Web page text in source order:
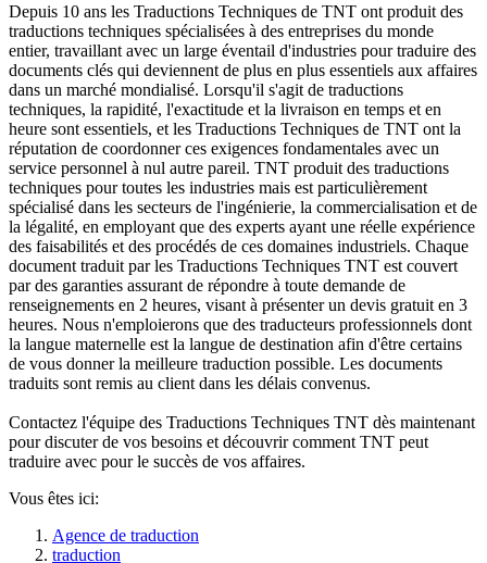
Depuis 10 ans les Traductions Techniques de TNT ont produit des
traductions techniques spécialisées à des entreprises du monde
entier, travaillant avec un large éventail d'industries pour traduire des
documents clés qui deviennent de plus en plus essentiels aux affaires
dans un marché mondialisé. Lorsqu'il s'agit de traductions
techniques, la rapidité, l'exactitude et la livraison en temps et en
heure sont essentiels, et les Traductions Techniques de TNT ont la
réputation de coordonner ces exigences fondamentales avec un
service personnel à nul autre pareil. TNT produit des traductions
techniques pour toutes les industries mais est particulièrement
spécialisé dans les secteurs de l'ingénierie, la commercialisation et de
la légalité, en employant que des experts ayant une réelle expérience
des faisabilités et des procédés de ces domaines industriels. Chaque
document traduit par les Traductions Techniques TNT est couvert
par des garanties assurant de répondre à toute demande de
renseignements en 2 heures, visant à présenter un devis gratuit en 3
heures. Nous n'emploierons que des traducteurs professionnels dont
la langue maternelle est la langue de destination afin d'être certains
de vous donner la meilleure traduction possible. Les documents
traduits sont remis au client dans les délais convenus.
Contactez l'équipe des Traductions Techniques TNT dès maintenant
pour discuter de vos besoins et découvrir comment TNT peut
traduire avec pour le succès de vos affaires.
Vous êtes ici:
Agence de traduction
traduction